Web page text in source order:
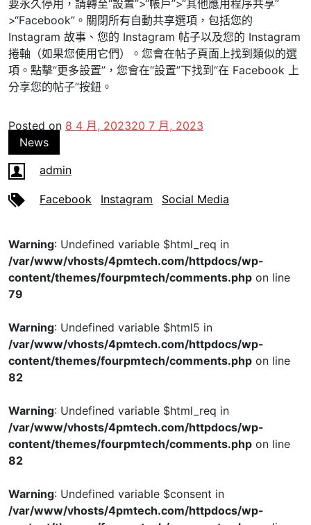
要永久停用，請轉至“設置”>“帳戶”>“其他應用程序共享”
>“Facebook”。關閉所有自動共享選項，包括您的
Instagram 故事、您的 Instagram 帖子以及您的 Instagram
捲軸（如果您使用它們）。您會在帖子頁面上找到類似的選
項。點擊“更多設置”，您會在“設置”下找到“在 Facebook 上
分享您的帖子”按鈕。
Posted on 8 4 月, 202320 7 月, 2023
News
admin
Facebook Instagram Social Media
Warning: Undefined variable $html_req in
/var/www/vhosts/4pmtech.com/httpdocs/wp-
content/themes/fourpmtech/comments.php on line
79
Warning: Undefined variable $html5 in
/var/www/vhosts/4pmtech.com/httpdocs/wp-
content/themes/fourpmtech/comments.php on line
82
Warning: Undefined variable $html_req in
/var/www/vhosts/4pmtech.com/httpdocs/wp-
content/themes/fourpmtech/comments.php on line
82
Warning: Undefined variable $consent in
/var/www/vhosts/4pmtech.com/httpdocs/wp-